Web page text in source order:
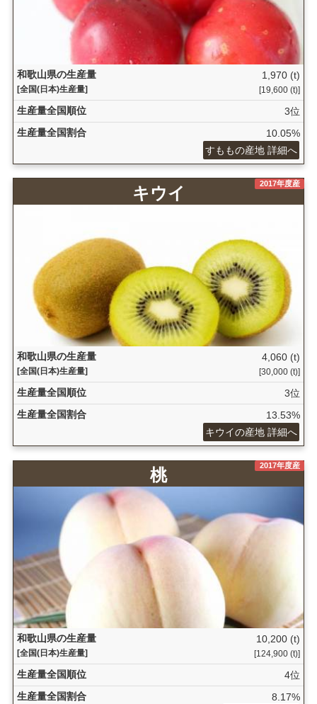
和歌山県の生産量
[全国(日本)生産量]
1,970 (t)
[19,600 (t)]
生産量全国順位
3位
生産量全国割合
10.05%
すももの産地 詳細へ
2017年度産
キウイ
和歌山県の生産量
[全国(日本)生産量]
4,060 (t)
[30,000 (t)]
生産量全国順位
3位
生産量全国割合
13.53%
キウイの産地 詳細へ
2017年度産
桃
和歌山県の生産量
[全国(日本)生産量]
10,200 (t)
[124,900 (t)]
生産量全国順位
4位
生産量全国割合
8.17%